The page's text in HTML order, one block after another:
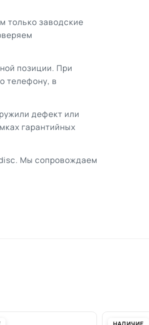
только заводские
позиции. При
телефону, в
дефект или
гарантийных
Мы сопровождаем